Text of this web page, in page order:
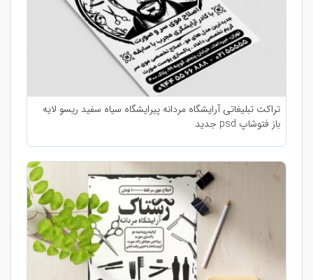
تراکت تبلیغاتی آرایشگاه مردانه پیرایشگاه سیاه سفید ریسو لایه
باز فتوشاپ psd جدید